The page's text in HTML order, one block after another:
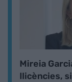
Mireia
llicències,